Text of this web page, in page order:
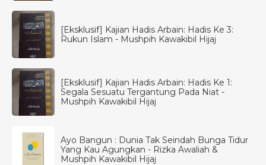
[Eksklusif] Kajian Hadis Arbain: Hadis Ke 3:
Rukun Islam - Mushpih Kawakibil Hijaj
[Eksklusif] Kajian Hadis Arbain: Hadis Ke 1:
Segala Sesuatu Tergantung Pada Niat -
Mushpih Kawakibil Hijaj
Ayo Bangun : Dunia Tak Seindah Bunga Tidur
Yang Kau Agungkan - Rizka Awaliah &
Mushpih Kawakibil Hijaj